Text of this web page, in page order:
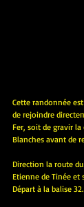
Cette randonnée
de rejoindre
Fer, soit de gravir la
Blanches avant de
Direction la route
Etienne de Tinée et
Départ à la balise 32.